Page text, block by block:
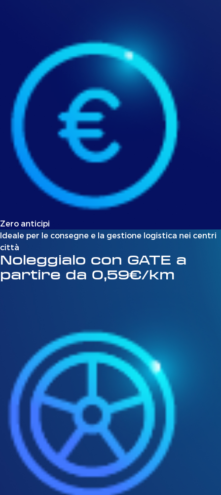
Zero anticipi
Ideale per le consegne e la gestione logistica nei centri
città
Noleggialo con GATE a
partire da 0,59€/km